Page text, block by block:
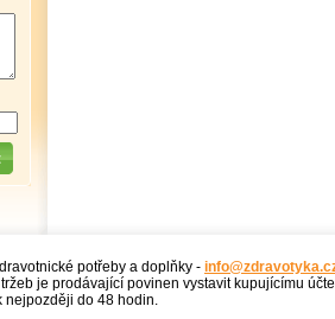
potřeby a doplňky -
je prodávající povinen vystavit kupujícímu
do 48 hodin.